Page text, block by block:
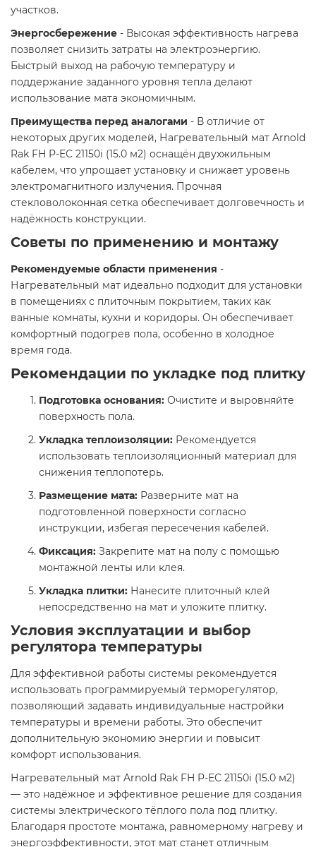
участков.​
Энергосбережение - Высокая эффективность нагрева
позволяет снизить затраты на электроэнергию.
Быстрый выход на рабочую температуру и
поддержание заданного уровня тепла делают
использование мата экономичным.​
Преимущества перед аналогами - В отличие от
некоторых других моделей, Нагревательный мат Arnold
Rak FH P-EC 21150i (15.0 м2) оснащён двухжильным
кабелем, что упрощает установку и снижает уровень
электромагнитного излучения. Прочная
стекловолоконная сетка обеспечивает долговечность и
надёжность конструкции.​
Советы по применению и монтажу
Рекомендуемые области применения -
Нагревательный мат идеально подходит для установки
в помещениях с плиточным покрытием, таких как
ванные комнаты, кухни и коридоры. Он обеспечивает
комфортный подогрев пола, особенно в холодное
время года.​
Рекомендации по укладке под плитку
Подготовка основания: Очистите и выровняйте
поверхность пола.​
Укладка теплоизоляции: Рекомендуется
использовать теплоизоляционный материал для
снижения теплопотерь.​
Размещение мата: Разверните мат на
подготовленной поверхности согласно
инструкции, избегая пересечения кабелей.​
Фиксация: Закрепите мат на полу с помощью
монтажной ленты или клея.​
Укладка плитки: Нанесите плиточный клей
непосредственно на мат и уложите плитку.​
Условия эксплуатации и выбор
регулятора температуры
Для эффективной работы системы рекомендуется
использовать программируемый терморегулятор,
позволяющий задавать индивидуальные настройки
температуры и времени работы. Это обеспечит
дополнительную экономию энергии и повысит
комфорт использования.​
Нагревательный мат Arnold Rak FH P-EC 21150i (15.0 м2)
— это надёжное и эффективное решение для создания
системы электрического тёплого пола под плитку.
Благодаря простоте монтажа, равномерному нагреву и
энергоэффективности, этот мат станет отличным